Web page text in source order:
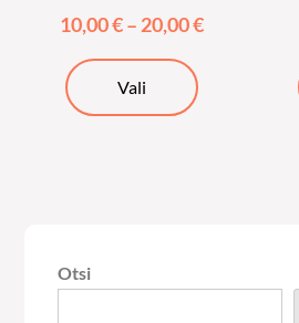
10,00€– 20,00€
Vali
tootel
Otsi